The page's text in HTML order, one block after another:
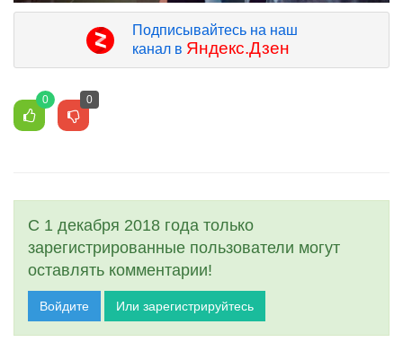
Подписывайтесь на наш
канал в Яндекс.Дзен
0 0
С 1 декабря 2018 года только
зарегистрированные пользователи могут
оставлять комментарии!
Войдите Или зарегистрируйтесь